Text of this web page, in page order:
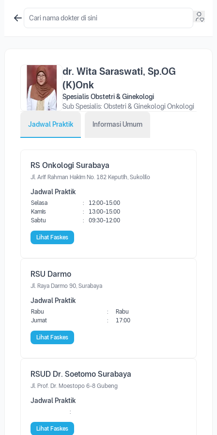
dr. Wita Saraswati, Sp.OG
(K)Onk
Spesialis Obstetri & Ginekologi
Sub Spesialis: Obstetri & Ginekologi Onkologi
Jadwal Praktik Informasi Umum
RS Onkologi Surabaya
Jl. Arif Rahman Hakim No. 182 Keputih, Sukolilo
Jadwal Praktik
Selasa :
12:00-15:00
Kamis
:
13:00-15:00
Sabtu
: 09:30-12:00
Lihat Faskes
RSU Darmo
Jl. Raya Darmo 90, Surabaya
Jadwal Praktik
Rabu :
Rabu
Jumat
: 17:00
Lihat Faskes
RSUD Dr. Soetomo Surabaya
Jl. Prof. Dr. Moestopo 6-8 Gubeng
Jadwal Praktik
:
Lihat Faskes